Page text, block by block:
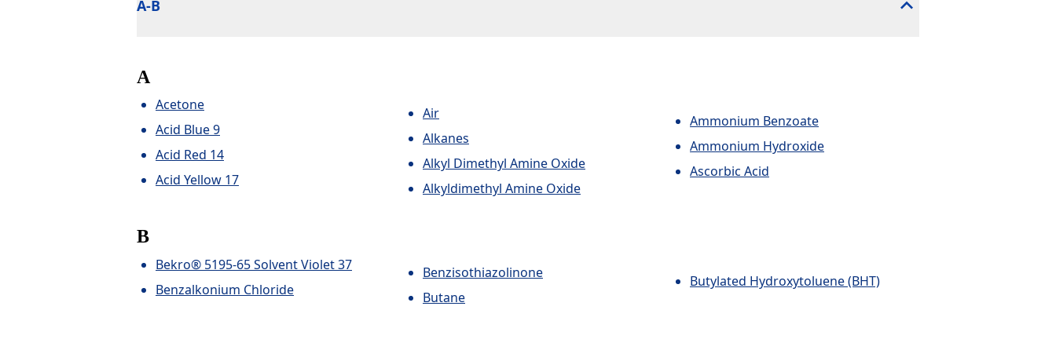
A-B
A
Acetone
Acid Blue 9
Acid Red 14
Acid Yellow 17
Air
Alkanes
Alkyl Dimethyl Amine Oxide
Alkyldimethyl Amine Oxide
Ammonium Benzoate
Ammonium Hydroxide
Ascorbic Acid
B
Bekro® 5195-65 Solvent Violet 37
Benzalkonium Chloride
Benzisothiazolinone
Butane
Butylated Hydroxytoluene (BHT)